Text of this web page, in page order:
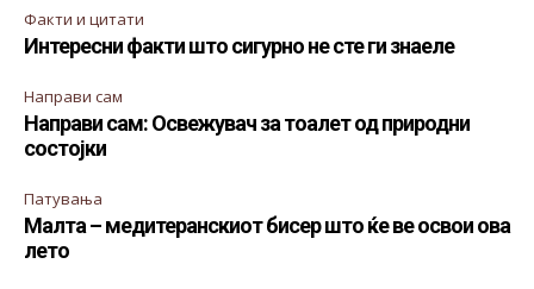
Факти и цитати
Интересни факти што сигурно не сте ги знаеле
Направи сам
Направи сам: Освежувач за тоалет од природни
состојки
Патувања
Малта – медитеранскиот бисер што ќе ве освои ова
лето